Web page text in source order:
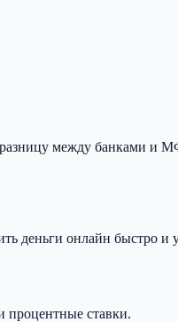
между банками и
деньги онлайн быстро и
процентные ставки.